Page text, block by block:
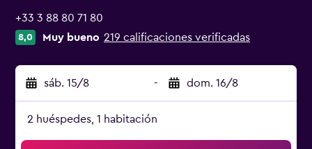
+33 3 88 80 71 80
8,0 Muy bueno 219 calificaciones verificadas
sáb. 15/8 - dom. 16/8
2 huéspedes, 1 habitación